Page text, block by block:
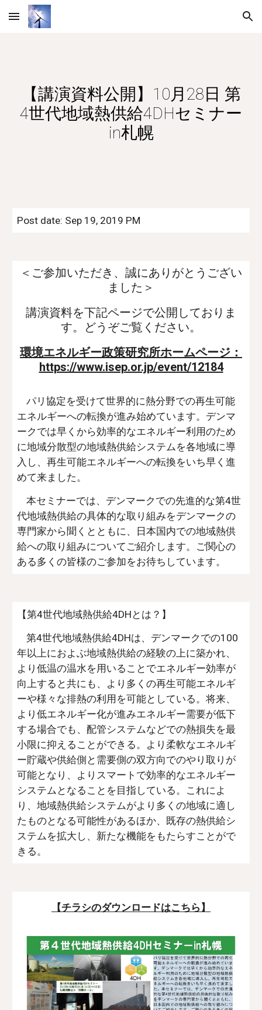
Skip to main content Skip to navigation
【講演資料公開】10月28日 第
4世代地域熱供給4DHセミナー
in札幌
Post date: Sep 19, 2019 PM
＜ご参加いただき、誠にありがとうござい
ました＞
講演資料を下記ページで公開しておりま
す。どうぞご覧ください。
環境エネルギー政策研究所ホームページ：
https://www.isep.or.jp/event/12184
パリ協定を受けて世界的に熱分野での再生可能
エネルギーへの転換が進み始めています。デンマ
ークでは早くから効率的なエネルギー利用のため
に地域分散型の地域熱供給システムを各地域に導
入し、再生可能エネルギーへの転換をいち早く進
めて来ました。
本セミナーでは、デンマークでの先進的な第4世
代地域熱供給の具体的な取り組みをデンマークの
専門家から聞くとともに、日本国内での地域熱供
給への取り組みについてご紹介します。ご関心の
ある多くの皆様のご参加をお待ちしています。
【第4世代地域熱供給4DHとは？】
第4世代地域熱供給4DHは、デンマークでの100
年以上におよぶ地域熱供給の経験の上に築かれ、
より低温の温水を用いることでエネルギー効率が
向上すると共にも、より多くの再生可能エネルギ
ーや様々な排熱の利用を可能としている。将来、
より低エネルギー化が進みエネルギー需要が低下
する場合でも、配管システムなどでの熱損失を最
小限に抑えることができる。より柔軟なエネルギ
ー貯蔵や供給側と需要側の双方向でのやり取りが
可能となり、よりスマートで効率的なエネルギー
システムとなることを目指している。これによ
り、地域熱供給システムがより多くの地域に適し
たものとなる可能性があるほか、既存の熱供給シ
ステムを拡大し、新たな機能をもたらすことがで
きる。
【チラシのダウンロードはこちら】